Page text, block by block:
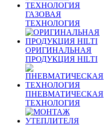
ГАЗОВАЯ
ТЕХНОЛОГИЯ
ОРИГИНАЛЬНАЯ
ПРОДУКЦИЯ HILTI
ПНЕВМАТИЧЕСКАЯ
ТЕХНОЛОГИЯ